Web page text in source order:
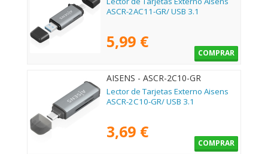
ASCR-2AC11-GR/ USB 3.1
5,99 €
COMPRAR
AISENS - ASCR-2C10-GR
Lector de Tarjetas Externo Aisens
ASCR-2C10-GR/ USB 3.1
3,69 €
COMPRAR